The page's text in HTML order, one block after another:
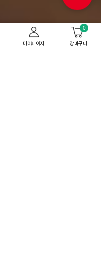
마이페이지 장바구니
0